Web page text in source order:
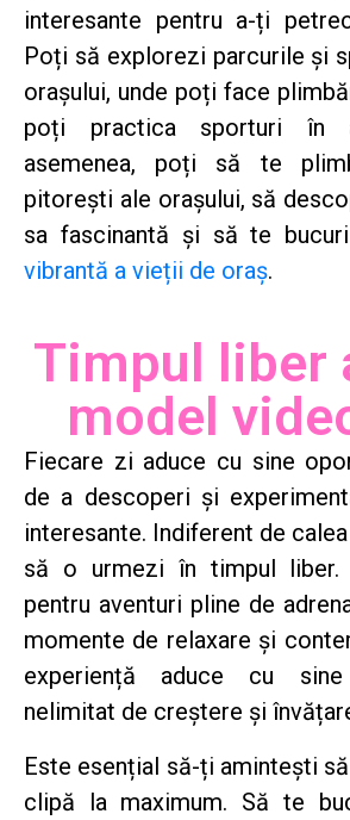
interesante pentru a-ți
Poți să explorezi parcurile și
orașului, unde poți face
poți practica sporturi în
asemenea, poți să te
pitorești ale orașului, să
sa fascinantă și să te
vibrantă a vieții de oraș.
Timpul liber
model
Fiecare zi aduce cu sine
de a descoperi și
interesante. Indiferent de
să o urmezi în timpul
pentru aventuri pline de
momente de relaxare și
experiență aduce cu
nelimitat de creștere și
Este esențial să-ți amintești
clipă la maximum. Să te